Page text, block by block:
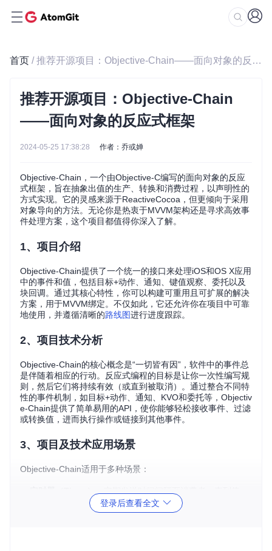
首页 / 推荐开源项目：Objective-Chain——面向对象的反应式框架
推荐开源项目：Objective-Chain
——面向对象的反应式框架
2024-05-25 17:38:28 作者：乔或婵
Objective-Chain，一个由Objective-C编写的面向对象的反应
式框架，旨在抽象出值的生产、转换和消费过程，以声明性的
方式实现。它的灵感来源于ReactiveCocoa，但更倾向于采用
对象导向的方法。无论你是热衷于MVVM架构还是寻求高效事
件处理方案，这个项目都值得你深入了解。
1、项目介绍
Objective-Chain提供了一个统一的接口来处理iOS和OS X应用
中的事件和值，包括目标+动作、通知、键值观察、委托以及
块回调。通过其核心特性，你可以构建可重用且可扩展的解决
方案，用于MVVM绑定。不仅如此，它还允许你在项目中可靠
地使用，并遵循清晰的路线图进行进度跟踪。
2、项目技术分析
Objective-Chain的核心概念是“一切皆有因”，软件中的事件总
是伴随着相应的行动。反应式编程的目标是让你一次性编写规
则，然后它们将持续有效（或直到被取消）。通过整合不同特
性的事件机制，如目标+动作、通知、KVO和委托等，Objectiv
e-Chain提供了简单易用的API，使你能够轻松接收事件、过滤
或转换值，进而执行操作或链接到其他事件。
3、项目及技术应用场景
Objective-Chain适用于多种场景：
属性（Property）：观察指定对象和key-path的KVO变化并
登录后查看全文